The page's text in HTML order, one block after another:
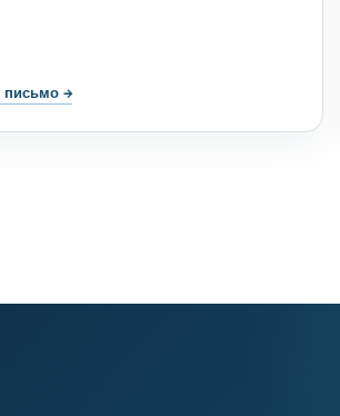
письмо →